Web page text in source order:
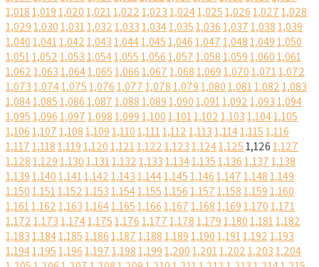
1,0181,0191,0201,0211,0221,0231,0241,0251,0261,0271,028
1,0291,0301,0311,0321,0331,0341,0351,0361,0371,0381,039
1,0401,0411,0421,0431,0441,0451,0461,0471,0481,0491,050
1,0511,0521,0531,0541,0551,0561,0571,0581,0591,0601,061
1,0621,0631,0641,0651,0661,0671,0681,0691,0701,0711,072
1,0731,0741,0751,0761,0771,0781,0791,0801,0811,0821,083
1,0841,0851,0861,0871,0881,0891,0901,0911,0921,0931,094
1,0951,0961,0971,0981,0991,1001,1011,1021,1031,1041,105
1,1061,1071,1081,1091,1101,1111,1121,1131,1141,1151,116
1,1171,1181,1191,1201,1211,1221,1231,1241,1251,1261,127
1,1281,1291,1301,1311,1321,1331,1341,1351,1361,1371,138
1,1391,1401,1411,1421,1431,1441,1451,1461,1471,1481,149
1,1501,1511,1521,1531,1541,1551,1561,1571,1581,1591,160
1,1611,1621,1631,1641,1651,1661,1671,1681,1691,1701,171
1,1721,1731,1741,1751,1761,1771,1781,1791,1801,1811,182
1,1831,1841,1851,1861,1871,1881,1891,1901,1911,1921,193
1,1941,1951,1961,1971,1981,1991,2001,2011,2021,2031,204